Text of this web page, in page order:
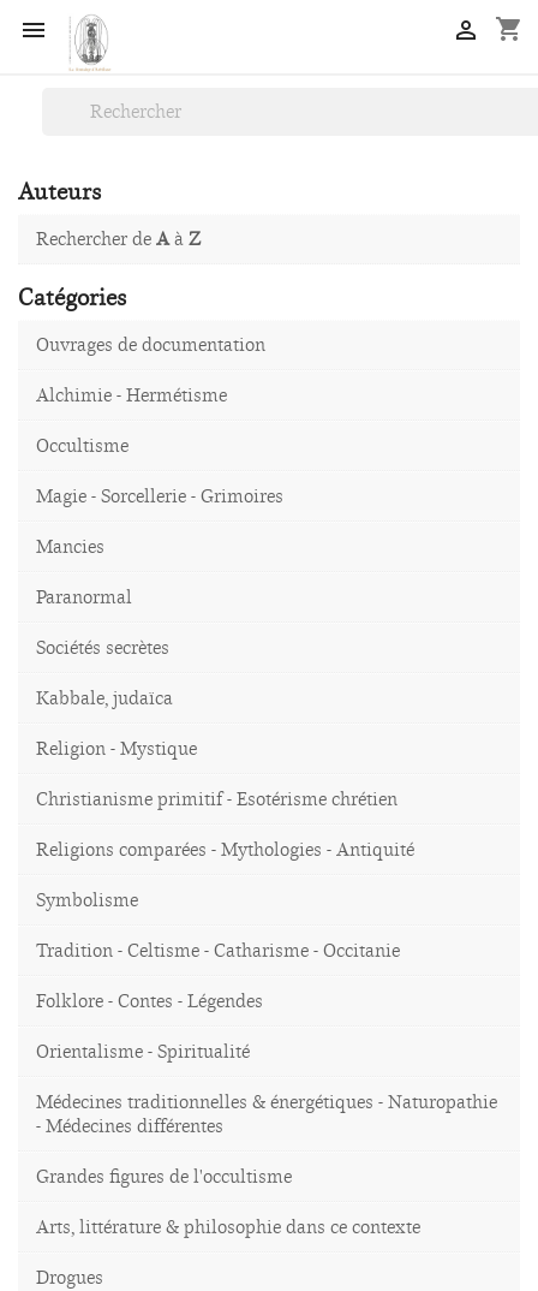
 shopping_cart

Auteurs
Rechercher deAàZ
Catégories
Ouvrages de documentation
Alchimie - Hermétisme
Occultisme
Magie - Sorcellerie - Grimoires
Mancies
Paranormal
Sociétés secrètes
Kabbale, judaïca
Religion - Mystique
Christianisme primitif - Esotérisme chrétien
Religions comparées - Mythologies - Antiquité
Symbolisme
Tradition - Celtisme - Catharisme - Occitanie
Folklore - Contes - Légendes
Orientalisme - Spiritualité
Médecines traditionnelles & énergétiques - Naturopathie
- Médecines différentes
Grandes figures de l'occultisme
Arts, littérature & philosophie dans ce contexte
Drogues